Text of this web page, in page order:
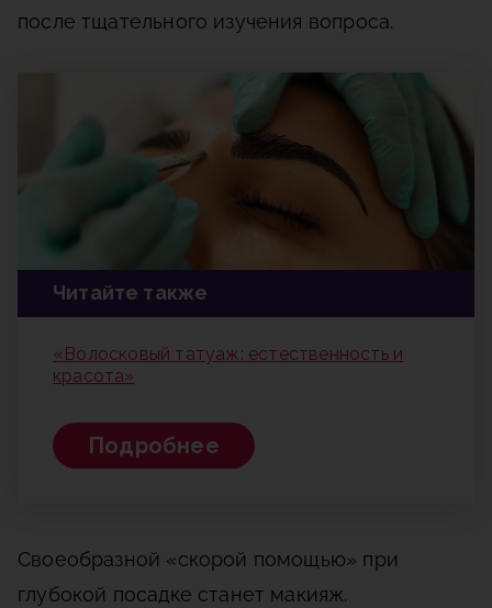
после тщательного изучения вопроса.
Читайте также
«Волосковый татуаж: естественность и
красота»
Подробнее
Своеобразной «скорой помощью» при
глубокой посадке станет макияж.